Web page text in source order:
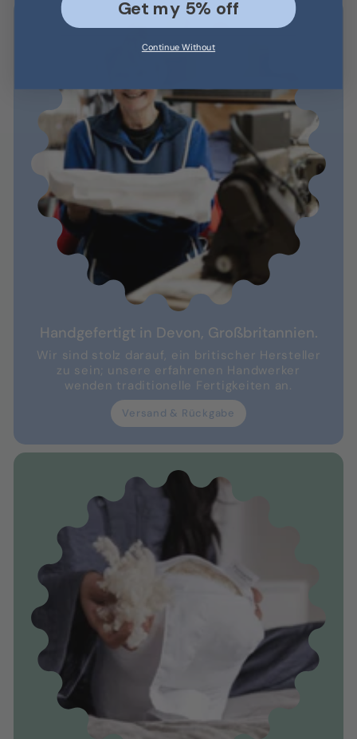
Handgefertigt in Devon, Großbritannien.
Wir sind stolz darauf, ein britischer Hersteller
zu sein; unsere erfahrenen Handwerker
wenden traditionelle Fertigkeiten an.
Versand & Rückgabe
Get my 5% off
Continue Without